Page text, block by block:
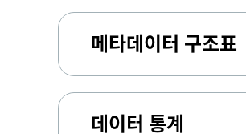
메타데이터 구조표
데이터 통계